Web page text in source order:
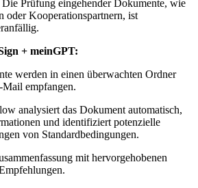
Die Prüfung eingehender Dokumente, wie
oder Kooperationspartnern, ist
+ meinGPT:
werden in einen überwachten Ordner
Mail empfangen.
analysiert das Dokument automatisch,
und identifiziert potenzielle
von Standardbedingungen.
mit hervorgehobenen